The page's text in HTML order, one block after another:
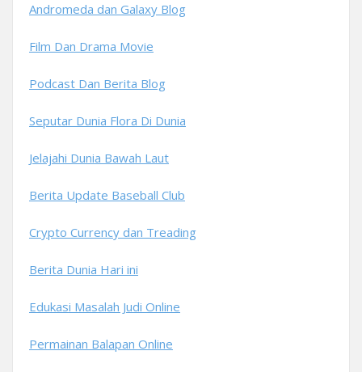
Andromeda dan Galaxy Blog
Film Dan Drama Movie
Podcast Dan Berita Blog
Seputar Dunia Flora Di Dunia
Jelajahi Dunia Bawah Laut
Berita Update Baseball Club
Crypto Currency dan Treading
Berita Dunia Hari ini
Edukasi Masalah Judi Online
Permainan Balapan Online